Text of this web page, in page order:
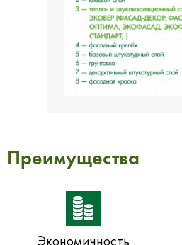
Преимущества
Экономичность